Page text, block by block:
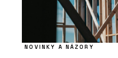
NOVINKY A NÁZORY